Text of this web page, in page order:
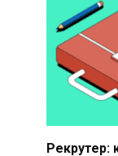
Рекрутер: